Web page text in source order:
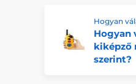
Hogyan
Hogyan
kiképző
szerint?